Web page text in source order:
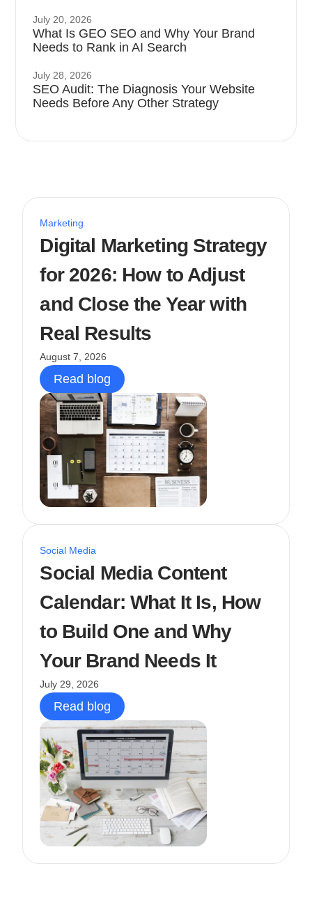
July 20, 2026
What Is GEO SEO and Why Your Brand
Needs to Rank in AI Search
July 28, 2026
SEO Audit: The Diagnosis Your Website
Needs Before Any Other Strategy
Marketing
Digital Marketing Strategy
for 2026: How to Adjust
and Close the Year with
Real Results
August 7, 2026
Read blog
Social Media
Social Media Content
Calendar: What It Is, How
to Build One and Why
Your Brand Needs It
July 29, 2026
Read blog